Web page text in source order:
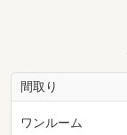
間取り
ワンルーム